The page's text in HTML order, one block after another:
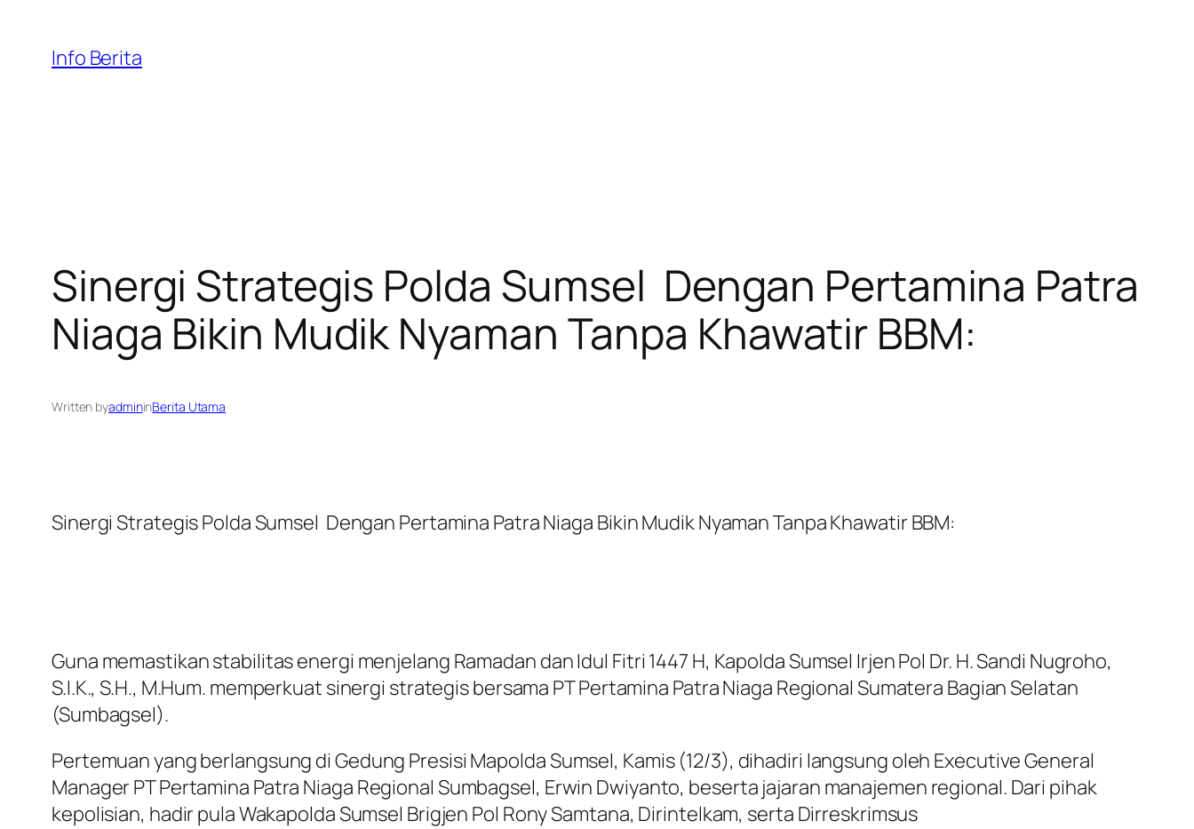
content
Info Berita
Sinergi Strategis Polda Sumsel Dengan Pertamina Patra
Niaga Bikin Mudik Nyaman Tanpa Khawatir BBM:
Written byadmininBerita Utama
Sinergi Strategis Polda Sumsel Dengan Pertamina Patra Niaga Bikin Mudik Nyaman Tanpa Khawatir BBM:
Guna memastikan stabilitas energi menjelang Ramadan dan Idul Fitri 1447 H, Kapolda Sumsel Irjen Pol Dr. H. Sandi Nugroho,
S.I.K., S.H., M.Hum. memperkuat sinergi strategis bersama PT Pertamina Patra Niaga Regional Sumatera Bagian Selatan
(Sumbagsel).
Pertemuan yang berlangsung di Gedung Presisi Mapolda Sumsel, Kamis (12/3), dihadiri langsung oleh Executive General
Manager PT Pertamina Patra Niaga Regional Sumbagsel, Erwin Dwiyanto, beserta jajaran manajemen regional. Dari pihak
kepolisian, hadir pula Wakapolda Sumsel Brigjen Pol Rony Samtana, Dirintelkam, serta Dirreskrimsus